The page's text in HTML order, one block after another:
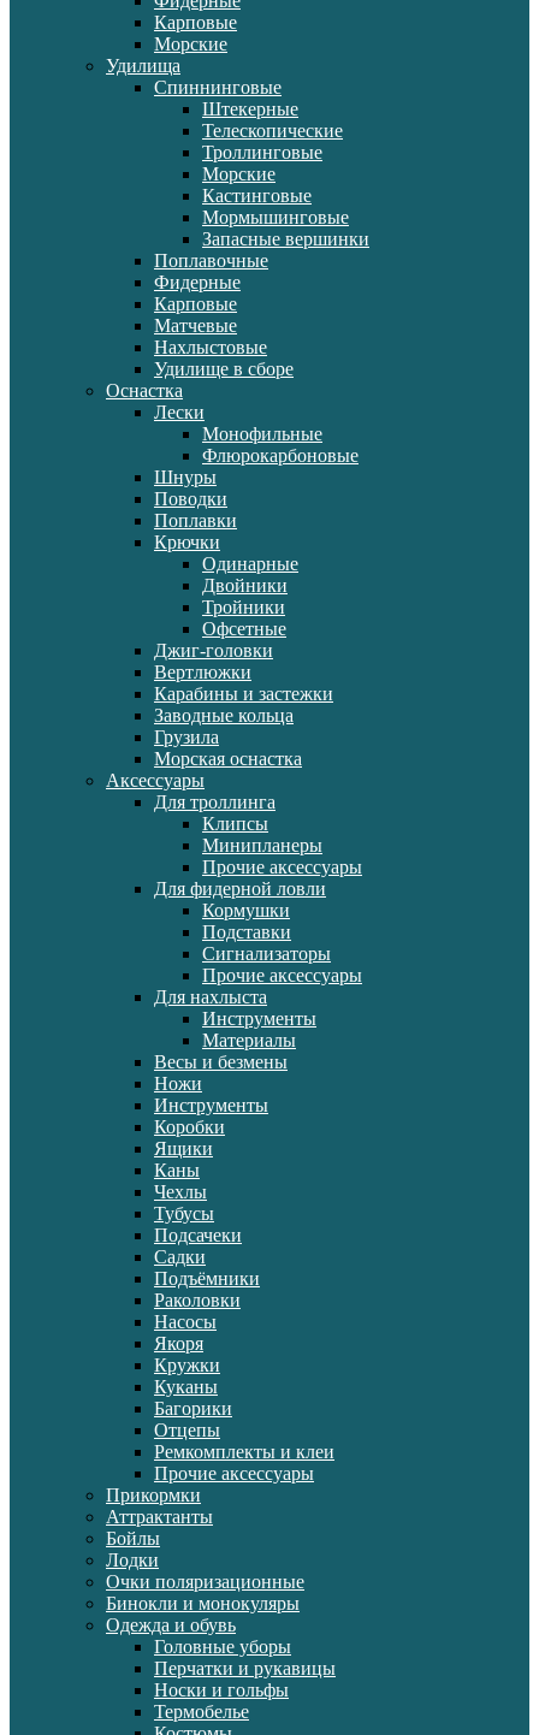
Карповые
Морские
Удилища
Спиннинговые
Штекерные
Телескопические
Троллинговые
Морские
Кастинговые
Мормышинговые
Запасные вершинки
Поплавочные
Фидерные
Карповые
Матчевые
Нахлыстовые
Удилище в сборе
Оснастка
Лески
Монофильные
Флюрокарбоновые
Шнуры
Поводки
Поплавки
Крючки
Одинарные
Двойники
Тройники
Офсетные
Джиг-головки
Вертлюжки
Карабины и застежки
Заводные кольца
Грузила
Морская оснастка
Аксессуары
Для троллинга
Клипсы
Минипланеры
Прочие аксессуары
Для фидерной ловли
Кормушки
Подставки
Сигнализаторы
Прочие аксессуары
Для нахлыста
Инструменты
Материалы
Весы и безмены
Ножи
Инструменты
Коробки
Ящики
Каны
Чехлы
Тубусы
Подсачеки
Садки
Подъёмники
Раколовки
Насосы
Якоря
Кружки
Куканы
Багорики
Отцепы
Ремкомплекты и клеи
Прочие аксессуары
Прикормки
Аттрактанты
Бойлы
Лодки
Очки поляризационные
Бинокли и монокуляры
Одежда и обувь
Головные уборы
Перчатки и рукавицы
Носки и гольфы
Термобелье